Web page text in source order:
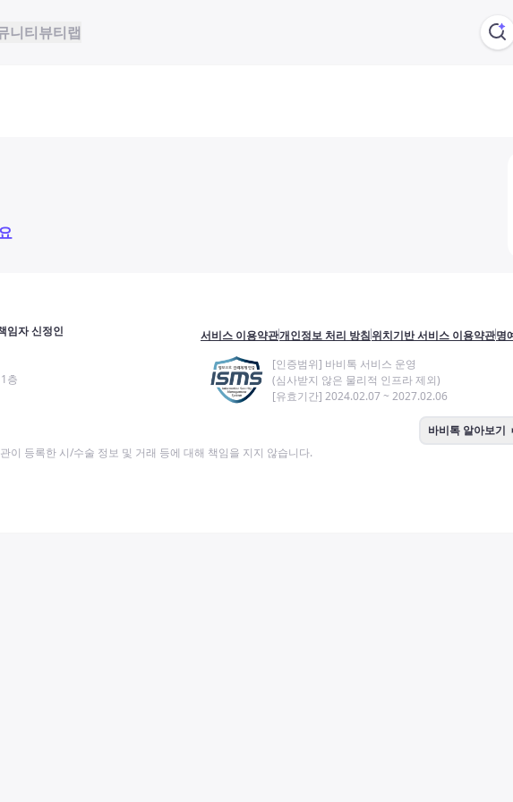
니티뷰티랩
임자 신정인
층
서비스 이용약관개인정보 처리 방침위치기반 서비스 이용약관명
[인증범위] 바비톡 서비스 운영
(심사받지 않은 물리적 인프라 제외)
[유효기간] 2024.02.07 ~ 2027.02.06
바비톡 알아보기
이 등록한 시/수술 정보 및 거래 등에 대해 책임을 지지 않습니다.